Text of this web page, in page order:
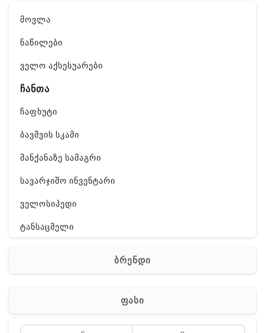
მოვლა
ნაწილები
ველო აქსესუარები
ჩანთა
ჩაფხუტი
ბავშვის სკამი
მანქანაზე სამაგრი
სავარჯიშო ინვენტარი
ველოსიპედი
ტანსაცმელი
აქსესუარები
ბრენდი
ფასი